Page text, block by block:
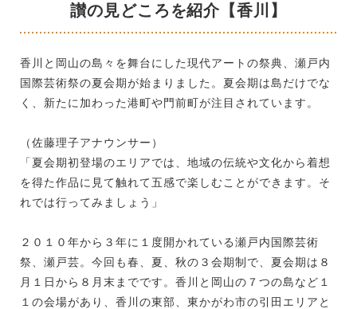
讃の見どころを紹介【香川】
香川と岡山の島々を舞台にした現代アートの祭典、瀬戸内
国際芸術祭の夏会期が始まりました。夏会期は島だけでな
く、新たに加わった港町や門前町が注目されています。
（佐藤理子アナウンサー）
「夏会期初登場のエリアでは、地域の伝統や文化から着想
を得た作品に見て触れて五感で楽しむことができます。そ
れでは行ってみましょう」
２０１０年から３年に１度開かれている瀬戸内国際芸術
祭、瀬戸芸。今回も春、夏、秋の３会期制で、夏会期は８
月１日から８月末までです。香川と岡山の７つの島など１
１の会場があり、香川の東部、東かがわ市の引田エリアと